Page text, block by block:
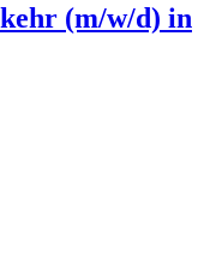
(m/w/d) in